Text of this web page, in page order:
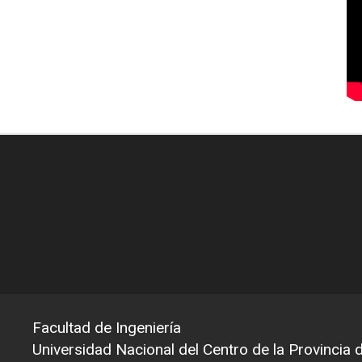
Facultad de Ingeniería
Universidad Nacional del Centro de la Provincia